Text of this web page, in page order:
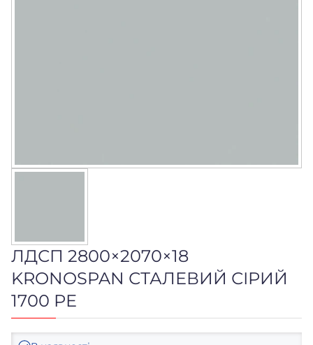
ЛДСП 2800×2070×18
KRONOSPAN СТАЛЕВИЙ СІРИЙ
1700 РЕ